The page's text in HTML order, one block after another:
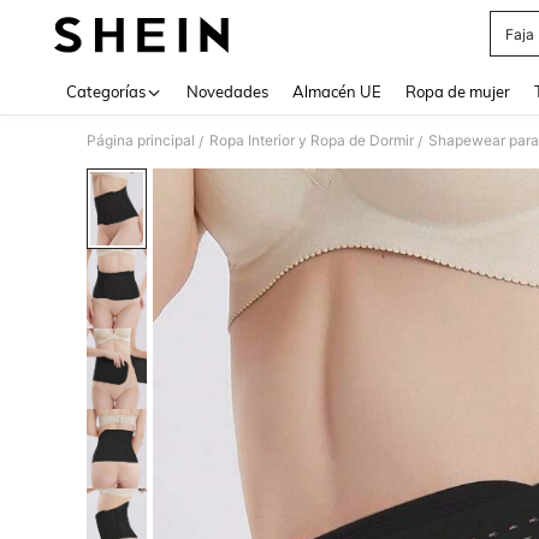
Faja
Categorías Novedades Almacén UE Ropa de mujer
Página principal / Ropa Interior y Ropa de Dormir / Shapewear